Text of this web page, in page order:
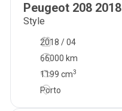
Peugeot 208 2018
Style
2018 / 04
66000 km
1199 cm3
Porto